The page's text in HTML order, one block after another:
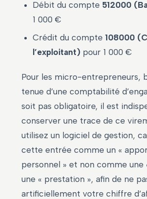
Débit du compte 512000
1 000 €
Crédit du compte108000
l’exploitant) pour 1 000 €
Pour les micro-entrepreneurs,
tenue d’une comptabilité
soit pas obligatoire, il est
conserver une trace de ce
utilisez un logiciel de gestion,
cette entrée comme un «
personnel » et non comme une
une « prestation », afin de ne
artificiellement votre chiffre